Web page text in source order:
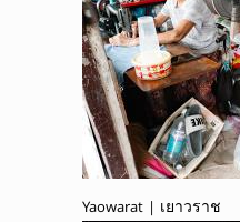
Yaowarat | เยาวราช